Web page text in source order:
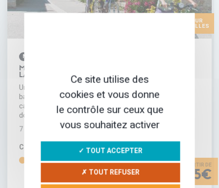
IDÉAL POUR
LES FAMILLES
MULTI-ACTIVITÉS
MULTI-ACTIVITÉS DANS LE PARC DU HAUT
LANGUEDOC
Un voyage multi-activités en famille qui combine,
balades avec un âne, randonnées à vélo, descentes en
canoë-kayak et même la découverte du cirque
dolomitique de Mourèze. Si vous…
7 JOURS
CONFORT
DIFFICULTÉ
615€
Ce site utilise des
cookies et vous donne
le contrôle sur ceux que
vous souhaitez activer
✓ TOUT ACCEPTER
✗ TOUT REFUSER